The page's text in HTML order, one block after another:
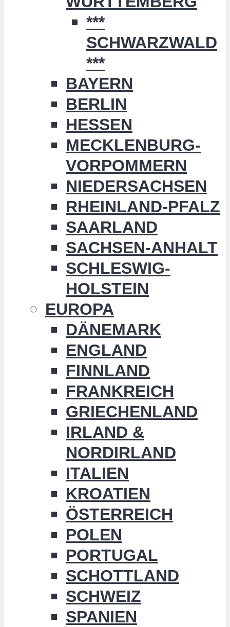
***
SCHWARZWALD
***
BAYERN
BERLIN
HESSEN
MECKLENBURG-
VORPOMMERN
NIEDERSACHSEN
RHEINLAND-PFALZ
SAARLAND
SACHSEN-ANHALT
SCHLESWIG-
HOLSTEIN
EUROPA
DÄNEMARK
ENGLAND
FINNLAND
FRANKREICH
GRIECHENLAND
IRLAND &
NORDIRLAND
ITALIEN
KROATIEN
ÖSTERREICH
POLEN
PORTUGAL
SCHOTTLAND
SCHWEIZ
SPANIEN